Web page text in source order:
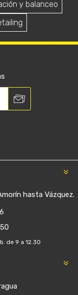
y balanceo
hasta Vázquez.
de 9 a 12.30